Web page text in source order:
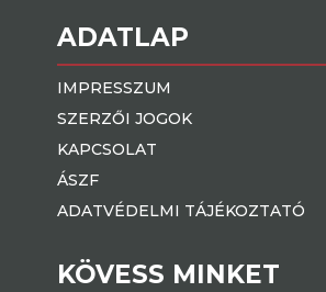
ADATLAP
IMPRESSZUM
SZERZŐI JOGOK
KAPCSOLAT
ÁSZF
ADATVÉDELMI TÁJÉKOZTATÓ
KÖVESS MINKET